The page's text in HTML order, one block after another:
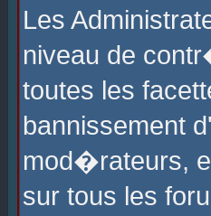
Les
niveau de
toutes les
bannissement
mod�rateurs,
sur tous les